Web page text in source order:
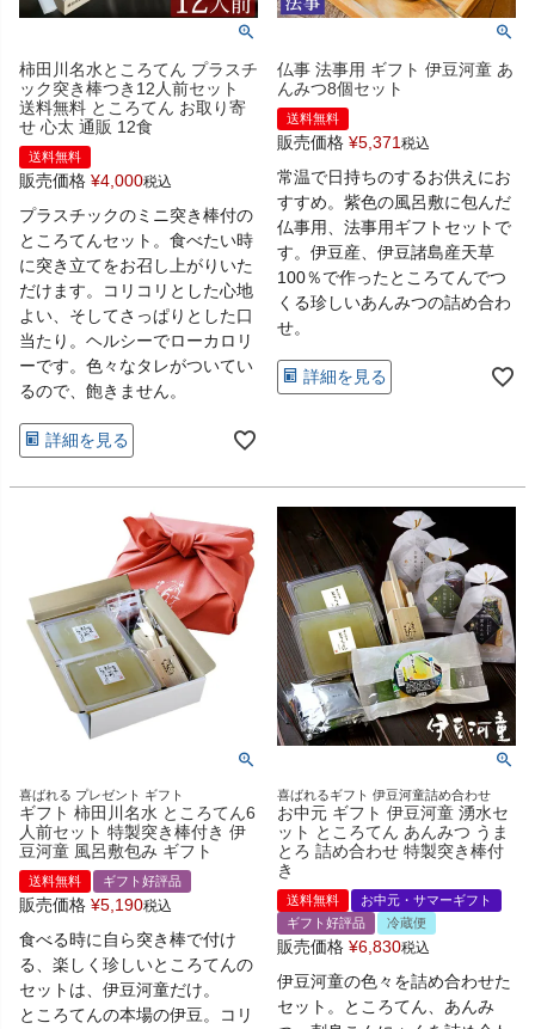
柿田川名水ところてん プラスチ
ック突き棒つき12人前セット
送料無料 ところてん お取り寄
せ 心太 通販 12食
送料無料
販売価格 ¥4,000税込
プラスチックのミニ突き棒付の
ところてんセット。食べたい時
に突き立てをお召し上がりいた
だけます。コリコリとした心地
よい、そしてさっぱりとした口
当たり。ヘルシーでローカロリ
ーです。色々なタレがついてい
るので、飽きません。
詳細を見る
仏事 法事用 ギフト 伊豆河童 あ
んみつ8個セット
送料無料
販売価格 ¥5,371 税込
常温で日持ちのするお供えにお
すすめ。紫色の風呂敷に包んだ
仏事用、法事用ギフトセットで
す。伊豆産、伊豆諸島産天草
100％で作ったところてんでつ
くる珍しいあんみつの詰め合わ
せ。
詳細を見る
喜ばれる プレゼント ギフト
ギフト 柿田川名水 ところてん6
人前セット 特製突き棒付き 伊
豆河童 風呂敷包み ギフト
送料無料 ギフト好評品
販売価格 ¥5,190税込
食べる時に自ら突き棒で付け
る、楽しく珍しいところてんの
セットは、伊豆河童だけ。
ところてんの本場の伊豆。コリ
喜ばれるギフト 伊豆河童詰め合わせ
お中元 ギフト 伊豆河童 湧水セ
ット ところてん あんみつ うま
とろ 詰め合わせ 特製突き棒付
き
送料無料
お中元・サマーギフト
ギフト好評品
冷蔵便
販売価格 ¥6,830税込
伊豆河童の色々を詰め合わせた
セット。ところてん、あんみ